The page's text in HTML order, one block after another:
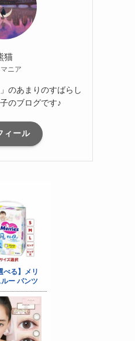
猫
ニア
のあまりのすばらし
のブログです♪
ィール